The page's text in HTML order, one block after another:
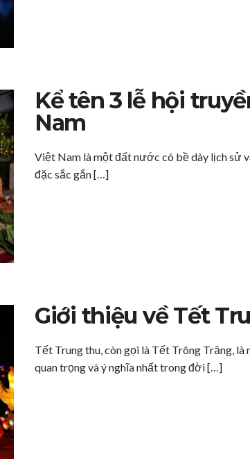
Kể tên 3 lễ hội
Nam
Việt Nam là một đất nước có bề dày lịch sử
đặc sắc gắn […]
Giới thiệu về Tết
Tết Trung thu, còn gọi là Tết Trông Trăng,
quan trọng và ý nghĩa nhất trong đời […]